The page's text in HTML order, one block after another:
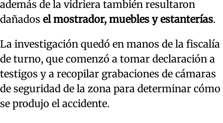
además de la vidriera también resultaron
dañados el mostrador, muebles y estanterías.
La investigación quedó en manos de la fiscalía
de turno, que comenzó a tomar declaración a
testigos y a recopilar grabaciones de cámaras
de seguridad de la zona para determinar cómo
se produjo el accidente.